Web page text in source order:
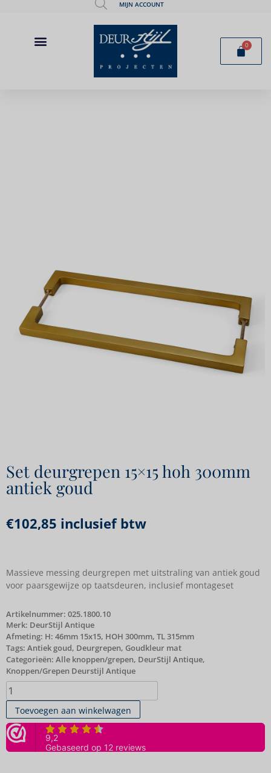
MIJN ACCOUNT
0
Set deurgrepen 15×15 hoh 300mm
antiek goud
€102,85 inclusief btw
Massieve messing deurgrepen met uitstraling van antiek goud
voor paarsgewijze op taatsdeuren, inclusief montageset
Artikelnummer: 025.1800.10
Merk: DeurStijl Antique
Afmeting: H: 46mm 15x15, HOH 300mm, TL 315mm
Tags: Antiek goud, Deurgrepen, Goudkleur mat
Categorieën: Alle knoppen/grepen, DeurStijl Antique,
Knoppen/Grepen Deurstijl Antique
Toevoegen aan winkelwagen